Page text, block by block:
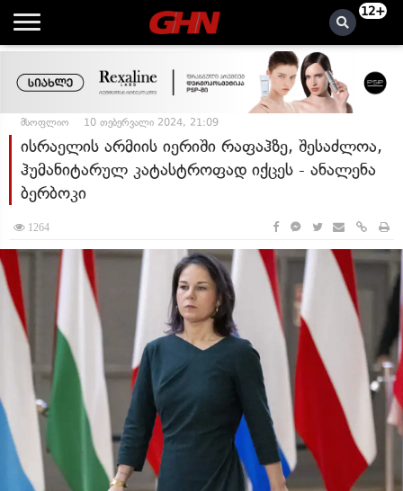
12+
მსოფლიო 10 თებერვალი 2024, 21:09
ისრაელის არმიის იერიში რაფაჰზე, შესაძლოა,
ჰუმანიტარულ კატასტროფად იქცეს - ანალენა
ბერბოკი
1264